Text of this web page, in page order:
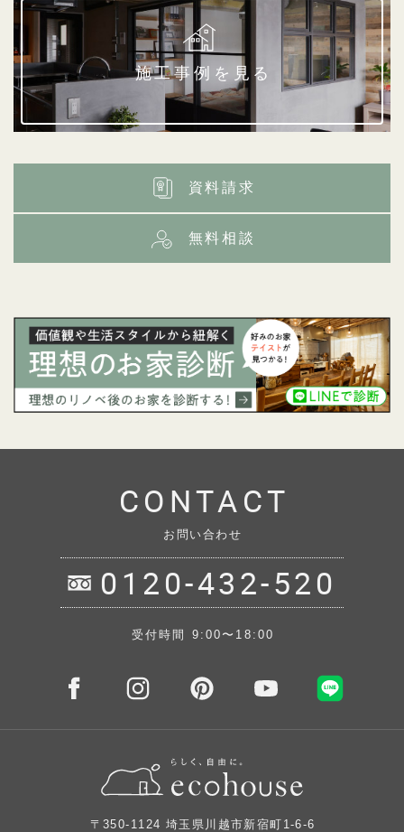
施工事例を見る
資料請求
無料相談
CONTACT
お問い合わせ
0120-432-520
受付時間 9:00〜18:00
〒350-1124 埼玉県川越市新宿町1-6-6